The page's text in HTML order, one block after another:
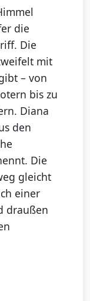
die
Die
mit
– von
bis zu
Diana
den
Die
gleicht
einer
draußen